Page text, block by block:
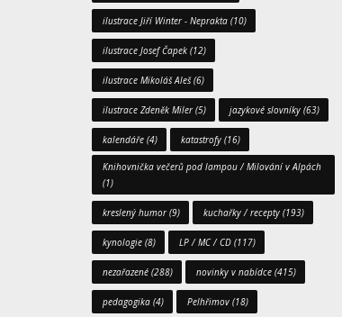
ilustrace Jiří Winter - Neprakta (10)
ilustrace Josef Čapek (12)
ilustrace Mikoláš Aleš(6)
ilustrace Zdeněk Miler(5) jazykové slovníky (63)
kalendáře (4) katastrofy (16)
Knihovnička večerů pod lampou / Milování v Alpách
(1)
kreslený humor(9) kuchařky / recepty (193)
kynologie (8) LP / MC / CD (117)
nezařazené (288) novinky v nabídce (415)
pedagogika (4) Pelhřimov (18)